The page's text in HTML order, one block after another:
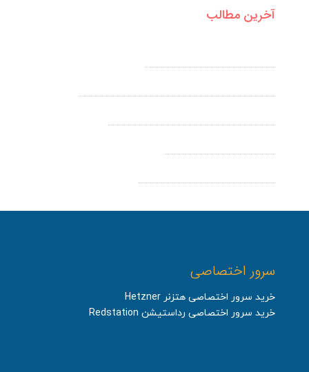
آخرین مطالب
سرور اختصاصی
خرید سرور اختصاصی هتزنر Hetzner
خرید سرور اختصاصی رداستیشن Redstation